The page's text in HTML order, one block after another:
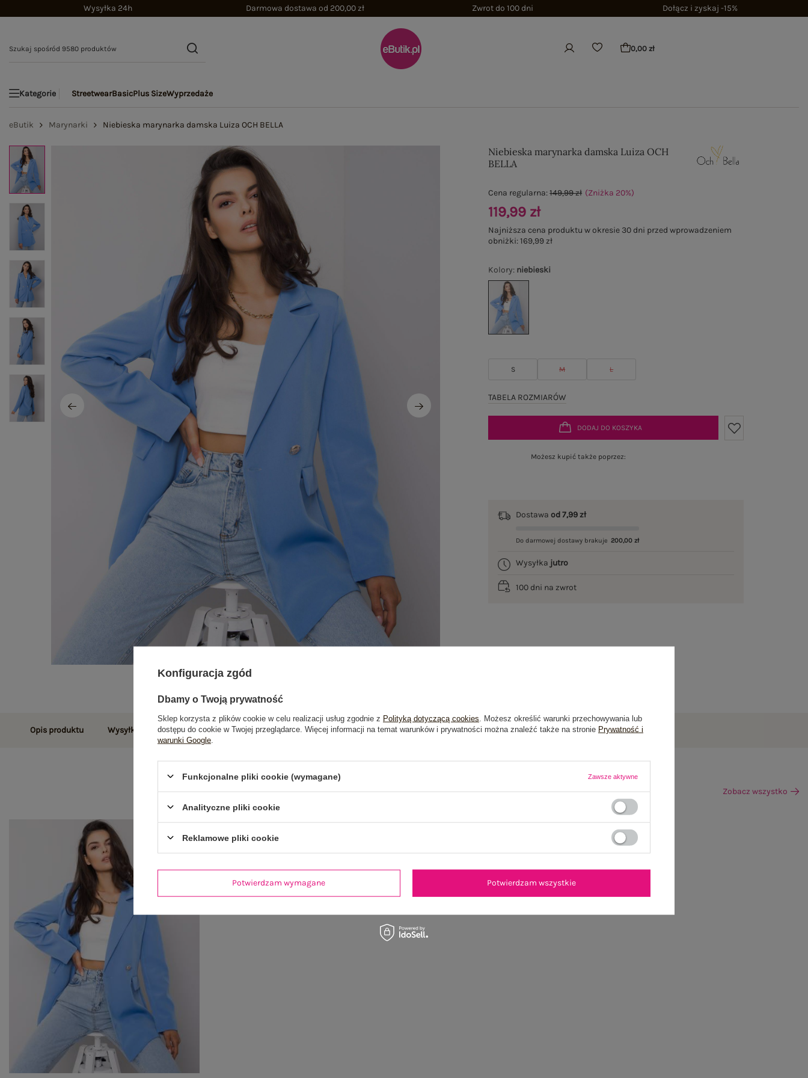
Wysyłka 24h Darmowa dostawa od 200,00 zł Zwrot do 100 dni Dołącz i zyskaj -15%
0,00 zł
Kategorie StreetwearBasicPlus SizeWyprzedaże
eButik Marynarki Niebieska marynarka damska Luiza OCH BELLA
Niebieska marynarka damska Luiza OCH
BELLA
Kolory: niebieski
S M L
TABELA ROZMIARÓW
Cena regularna:149,99 zł (Zniżka 20%)
119,99 zł
Najniższa cena produktu w okresie 30 dni przed wprowadzeniem
obniżki:169,99 zł
DODAJ DO KOSZYKA
Możesz kupić także poprzez:
Dostawaod 7,99 zł
Do darmowej dostawy brakuje 200,00 zł
Wysyłka jutro
100 dni na zwrot
Opis produktu Wysyłka i dostawa Zwroty i reklamacje Opinie o produkcie(0)
Zobacz wszystko
Konfiguracja zgód
Dbamy o Twoją prywatność
Sklep korzysta z plików cookie w celu realizacji usług zgodnie z Polityką dotyczącą cookies . Możesz określić warunki przechowywania lub
dostępu do cookie w Twojej przeglądarce. Więcej informacji na temat warunków i prywatności można znaleźć także na stronie Prywatność i
warunki Google
Funkcjonalne pliki cookie (wymagane) Zawsze aktywne
Analityczne pliki cookie
Reklamowe pliki cookie
Potwierdzam wymagane Potwierdzam wszystkie